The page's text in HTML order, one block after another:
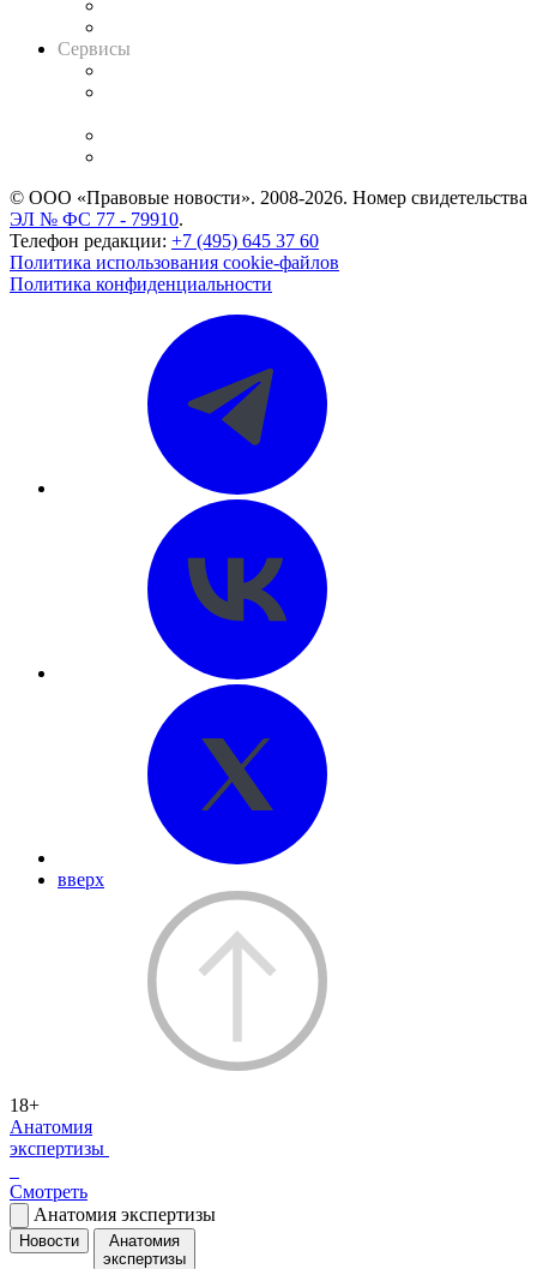
Сервисы
© ООО «Правовые новости». 2008-2026. Номер свидетельства
ЭЛ № ФС 77 - 79910.
Телефон редакции: +7 (495) 645 37 60
Политика использования cookie-файлов
Политика конфиденциальности
вверх
18+
Анатомия
экспертизы
Смотреть
Анатомия экспертизы
Новости
Анатомия
экспертизы